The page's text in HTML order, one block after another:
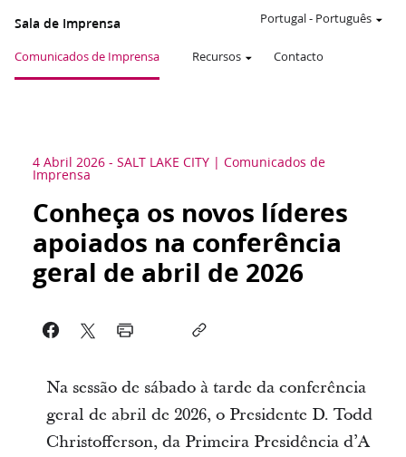
Sala de Imprensa
Comunicados de Imprensa Recursos Contacto
Portugal- Português
4 Abril 2026 - SALT LAKE CITY Comunicados de
Imprensa
Conheça os novos líderes
apoiados na conferência
geral de abril de 2026
Na sessão de sábado à tarde da conferência
geral de abril de 2026, o Presidente D. Todd
Christofferson, da Primeira Presidência d’A